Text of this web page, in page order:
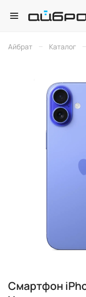
Айбрат – Каталог –
Смартфон